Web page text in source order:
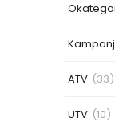
ATV (33)
UTV (10)